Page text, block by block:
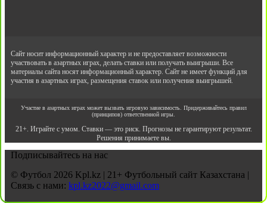
Сайт носит информационный характер и не предоставляет возможности
участвовать в азартных играх, делать ставки или получать выигрыши. Все
материалы сайта носят информационный характер. Сайт не имеет функций для
участия в азартных играх, размещения ставок или получения выигрышей.
Участие в азартных играх может вызвать игровую зависимость. Придерживайтесь правил
(принципов) ответственной игры.
21+. Играйте с умом. Ставки — это риск. Прогнозы не гарантируют результат.
Решения принимаете вы.
Подписывайтесь на нас
© Футбол 2026 Kpl.kz | 21+ Футбольный сайт Казахстана |
Связь с нами: kpl.kz2022@gmail.com